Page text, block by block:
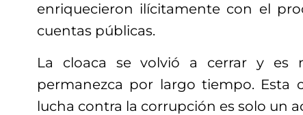
enriquecieron ilícitamente con el
cuentas públicas.
La cloaca se volvió a cerrar y es
permanezca por largo tiempo. Esta
lucha contra la corrupción es solo un